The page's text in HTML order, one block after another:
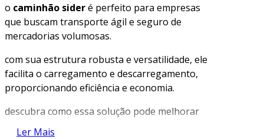
o caminhão sideré perfeito para empresas
que buscam transporte ágil e seguro de
mercadorias volumosas.
com sua estrutura robusta e versatilidade, ele
facilita o carregamento e descarregamento,
proporcionando eficiência e economia.
descubra como essa solução pode melhorar
sua logística.
Ler Mais